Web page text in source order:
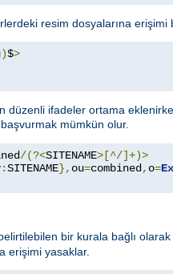
resim dosyalarına erişimi
)$>
düzenli ifadeler ortama
mümkün olur.
/(?<SITENAME>[^/]+)>
:SITENAME}, ou=combined , o=
bir kurala bağlı olarak
erişimi yasaklar.